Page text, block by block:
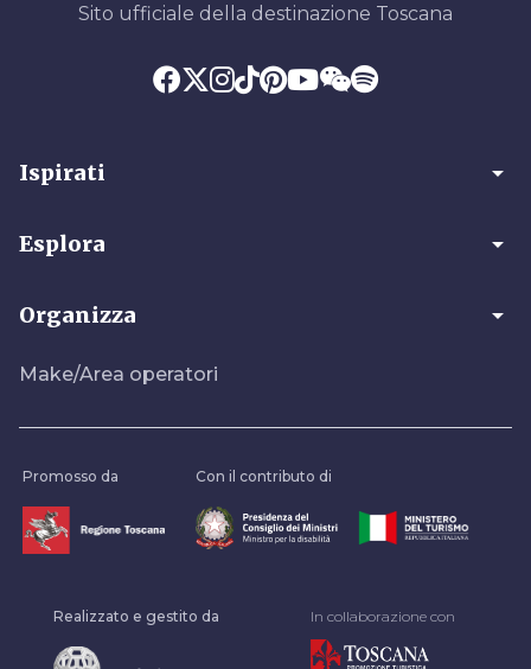
Sito ufficiale della destinazione Toscana
Ispirati arrow_drop_down
Esplora arrow_drop_down
Organizza arrow_drop_down
Make/Area operatori
Promosso da Con il contributo di
Realizzato e gestito da In collaborazione con